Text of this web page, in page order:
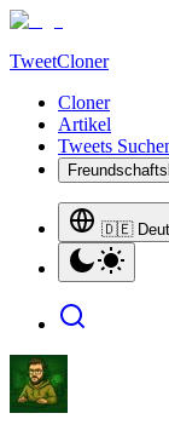
TweetCloner
Cloner
Artikel
Tweets
🇩🇪